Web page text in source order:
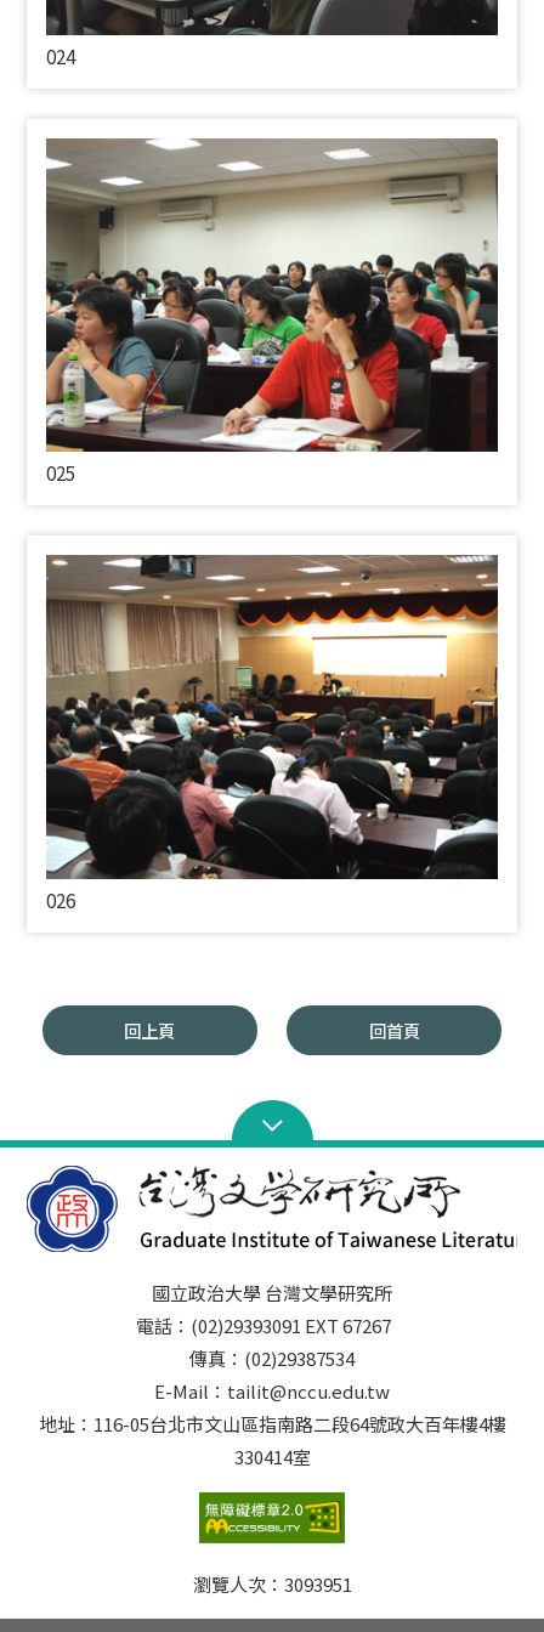
024
025
026
回上頁 回首頁
國立政治大學 台灣文學研究所
電話：(02)29393091 EXT 67267
傳真：(02)29387534
E-Mail：tailit@nccu.edu.tw
地址：116-05台北市文山區指南路二段64號政大百年樓4樓
330414室
瀏覽人次： 3093951